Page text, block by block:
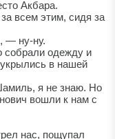
Акбара.
всем этим, сидя за
— ну-ну.
одежду и
в нашей
я не знаю. Но
вошли к нам с
нас, пощупал